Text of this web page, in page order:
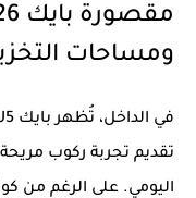
ومساحات
تقديم تجربة ركوب
اليومي. على الرغم من